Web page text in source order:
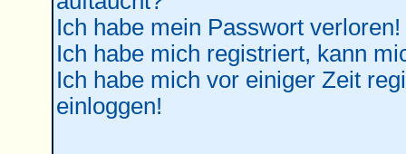
Ich habe mein Passwort verloren!
Ich habe mich registriert, kann
Ich habe mich vor einiger Zeit
einloggen!